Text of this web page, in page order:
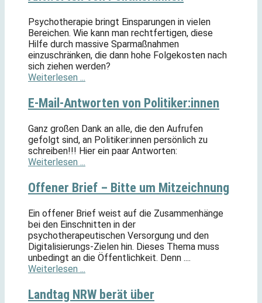
Psychotherapie bringt Einsparungen in vielen
Bereichen. Wie kann man rechtfertigen, diese
Hilfe durch massive Sparmaßnahmen
einzuschränken, die dann hohe Folgekosten nach
sich ziehen werden?
Weiterlesen ...
E-Mail-Antworten von Politiker:innen
Ganz großen Dank an alle, die den Aufrufen
gefolgt sind, an Politiker:innen persönlich zu
schreiben!!! Hier ein paar Antworten:
Weiterlesen ...
Offener Brief – Bitte um Mitzeichnung
Ein offener Brief weist auf die Zusammenhänge
bei den Einschnitten in der
psychotherapeutischen Versorgung und den
Digitalisierungs-Zielen hin. Dieses Thema muss
unbedingt an die Öffentlichkeit. Denn ....
Weiterlesen ...
Landtag NRW berät über